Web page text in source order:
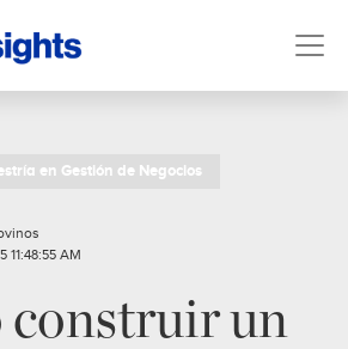
en Gestión de Negocios
11:48:55 AM
construir un